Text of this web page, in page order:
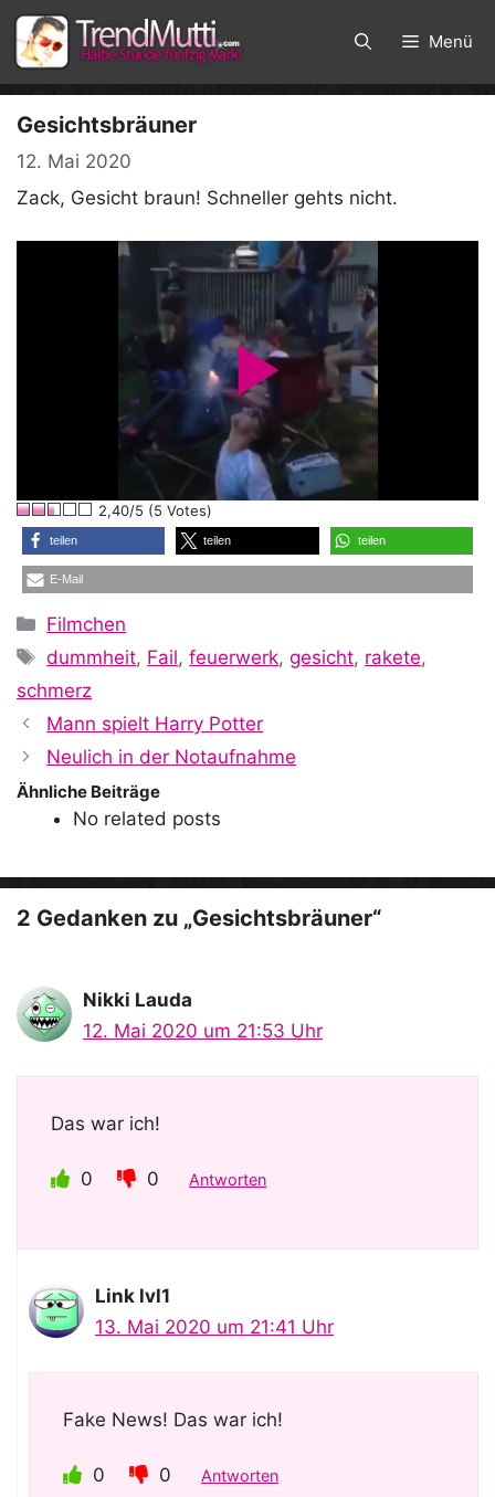
Zum
Inhalt
springen
Menü
Gesichtsbräuner
12. Mai 2020
Zack, Gesicht braun! Schneller gehts nicht.
P
l
a
y
V
i
d
e
o
2,40/5 (5 Votes)
teilen teilen teilen
E-Mail
Kategorien
Filmchen
Schlagwörter
dummheit, Fail,feuerwerk,gesicht, rakete,
schmerz
Mann spielt Harry Potter
Neulich in der Notaufnahme
Ähnliche Beiträge
No related posts
2 Gedanken zu „Gesichtsbräuner“
Nikki Lauda
12. Mai 2020 um 21:53 Uhr
Das war ich!
0 0 Antworten
Link lvl1
13. Mai 2020 um 21:41 Uhr
Fake News! Das war ich!
0 0 Antworten